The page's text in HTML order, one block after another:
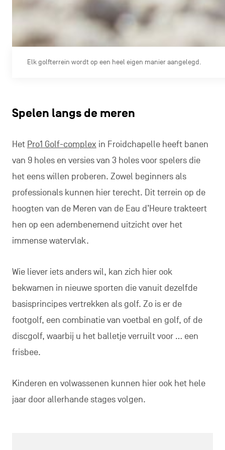
Elk golfterrein wordt op een heel eigen manier aangelegd.
Spelen langs de meren
Het Pro1 Golf-complex in Froidchapelle heeft banen
van 9 holes en versies van 3 holes voor spelers die
het eens willen proberen. Zowel beginners als
professionals kunnen hier terecht. Dit terrein op de
hoogten van de Meren van de Eau d’Heure trakteert
hen op een adembenemend uitzicht over het
immense watervlak.
Wie liever iets anders wil, kan zich hier ook
bekwamen in nieuwe sporten die vanuit dezelfde
basisprincipes vertrekken als golf. Zo is er de
footgolf, een combinatie van voetbal en golf, of de
discgolf, waarbij u het balletje verruilt voor … een
frisbee.
Kinderen en volwassenen kunnen hier ook het hele
jaar door allerhande stages volgen.